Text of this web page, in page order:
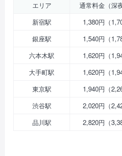
エリア 通常料金（深
新宿駅
1,380円（
銀座駅
1,540円（
六本木駅
1,620円（
大手町駅
1,620円（
東京駅
1,940円（
渋谷駅
2,020円（
品川駅
2,820円（